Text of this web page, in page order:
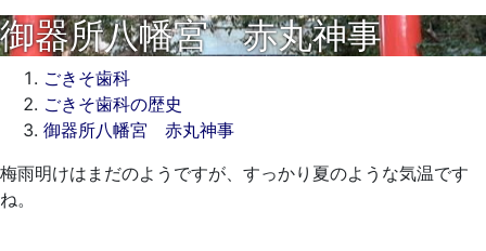
御器所八幡宮 赤丸神事
ごきそ歯科
ごきそ歯科の歴史
御器所八幡宮 赤丸神事
2022
年
梅雨明けはまだのようですが、すっかり夏のような気温です
ね。